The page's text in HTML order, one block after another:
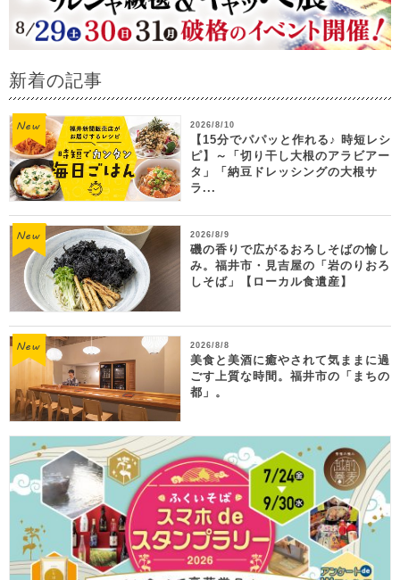
新着の記事
2026/8/10
【15分でパパッと作れる♪ 時短レシ
ピ】～「切り干し大根のアラビアー
タ」「納豆ドレッシングの大根サ
ラ...
2026/8/9
磯の香りで広がるおろしそばの愉し
み。福井市・見吉屋の「岩のりおろ
しそば」【ローカル食遺産】
2026/8/8
美食と美酒に癒やされて気ままに過
ごす上質な時間。福井市の「まちの
都」。